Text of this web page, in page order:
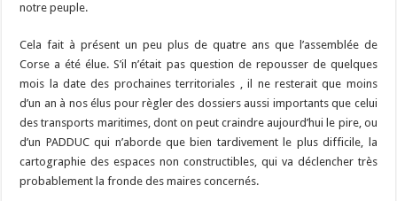
notre peuple.
Cela fait à présent un peu plus de quatre ans que l’assemblée de
Corse a été élue. S’il n’était pas question de repousser de quelques
mois la date des prochaines territoriales , il ne resterait que moins
d’un an à nos élus pour règler des dossiers aussi importants que celui
des transports maritimes, dont on peut craindre aujourd’hui le pire, ou
d’un PADDUC qui n’aborde que bien tardivement le plus difficile, la
cartographie des espaces non constructibles, qui va déclencher très
probablement la fronde des maires concernés.